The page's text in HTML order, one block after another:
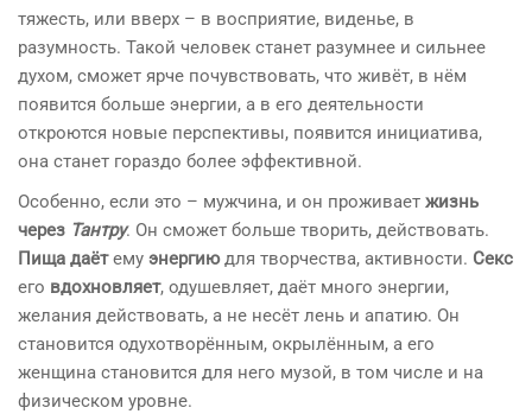
тяжесть, или вверх – в восприятие, виденье, в
разумность. Такой человек станет разумнее и сильнее
духом, сможет ярче почувствовать, что живёт, в нём
появится больше энергии, а в его деятельности
откроются новые перспективы, появится инициатива,
она станет гораздо более эффективной.
Особенно, если это – мужчина, и он проживает жизнь
через Тантру. Он сможет больше творить, действовать.
Пища даётему энергиюдля творчества, активности. Секс
его вдохновляет, одушевляет, даёт много энергии,
желания действовать, а не несёт лень и апатию. Он
становится одухотворённым, окрылённым, а его
женщина становится для него музой, в том числе и на
физическом уровне.